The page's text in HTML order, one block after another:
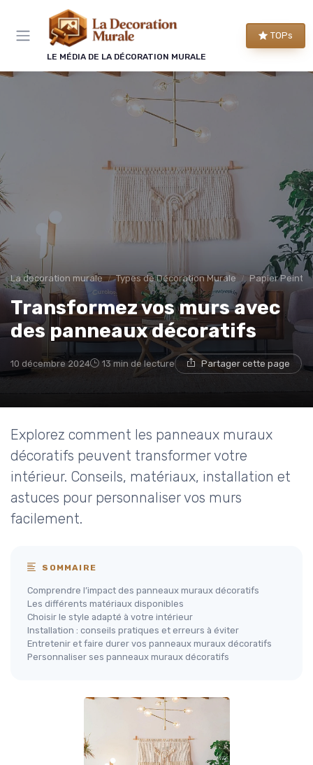
LE MÉDIA DE LA DÉCORATION MURALE
TOPs
La decoration murale Types de Décoration Murale Papier Peint
Transformez vos murs avec
des panneaux décoratifs
10 décembre 2024 13 min de lecture Partager cette page
Explorez comment les panneaux muraux
décoratifs peuvent transformer votre
intérieur. Conseils, matériaux, installation et
astuces pour personnaliser vos murs
facilement.
SOMMAIRE
Comprendre l’impact des panneaux muraux décoratifs
Les différents matériaux disponibles
Choisir le style adapté à votre intérieur
Installation : conseils pratiques et erreurs à éviter
Entretenir et faire durer vos panneaux muraux décoratifs
Personnaliser ses panneaux muraux décoratifs
Panneau de gestion des cookies